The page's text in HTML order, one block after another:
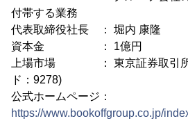
付帯する業務
代表取締役社長 ： 堀内 康隆
資本金 ： 1億円
上場市場 ： 東京証券取引所
ド：9278)
公式ホームページ：
https://www.bookoffgroup.co.jp/